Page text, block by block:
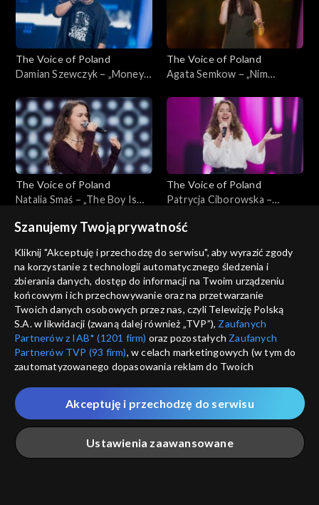
The Voice of Poland
Damian Szewczyk – „Money
Poland”, Przesłuchania w
ciemno, 21 września 2024
The Voice of Poland
Agata Semkow – „Nim
of Poland”, Przesłuchania w
ciemno, 21 września 2024
The Voice of Poland
Natalia Smaś – „The Boy Is
Przesłuchania w ciemno, 21
The Voice of Poland
Patrycja Ciborowska –
„The Voice of Poland”,
września 2024
The Voice of Poland
Izabela Płóciennik – „Za
późno”; „The Voice of
Poland”, Przesłuchania w
ciemno, 14 września 2024
The Voice of Poland
Sylwia Mavambu – „I'm Like a
Bird”; „The Voice of Poland”,
Przesłuchania w ciemno, 14
września 2024
The Voice of Poland
Ivan Klymenko – „Jesus to a
Natalia Pycek – „Złamane
Szanujemy Twoją prywatność
Kliknij "Akceptuję i przechodzę do serwisu", aby wyrazić zgody
na korzystanie z technologii automatycznego śledzenia i
zbierania danych, dostęp do informacji na Twoim urządzeniu
końcowym i ich przechowywanie oraz na przetwarzanie
Twoich danych osobowych przez nas, czyli Telewizję Polską
S.A. w likwidacji (zwaną dalej również „TVP”), Zaufanych
Partnerów z IAB* (1201 firm) oraz pozostałych Zaufanych
Partnerów TVP (93 firm), w celach marketingowych (w tym do
zautomatyzowanego dopasowania reklam do Twoich
które wskazujemy poniżej, a także zgody na udostępnianie
przez nas identyfikatora PPID do Google.
Twoje dane osobowe zbierane podczas odwiedzania przez
Ciebie naszych
poszczególnych serwisówzwanych dalej
„Portalem”, w tym informacje zapisywane za pomocą
Ustawienia zaawansowane
Akceptuję i przechodzę do serwisu